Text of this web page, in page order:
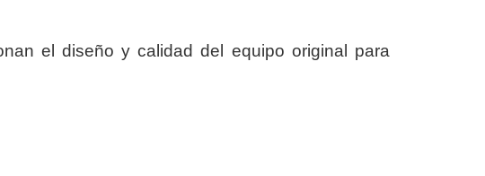
el diseño y calidad del equipo original para